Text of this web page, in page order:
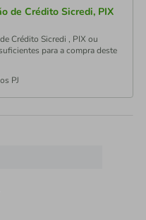
de Crédito Sicredi, PIX
Crédito Sicredi , PIX ou
para a compra deste
PJ